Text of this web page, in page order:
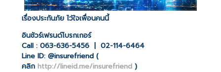
เรื่องประกันภัย ไว้ใจเพื่อนคนนี้
อินชัวร์เฟรนด์โบรกเกอร์
Call : 063-636-5456 | 02-114-6464
Line ID: @insurefriend (
คลิก http://lineid.me/insurefriend )